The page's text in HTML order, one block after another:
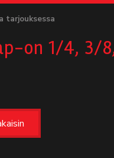
tarjouksessa
on 1/4, 3/